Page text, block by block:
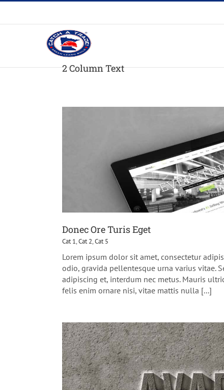
2 Column Text
Donec Ore Turis Eget
Cat 1,Cat 2,Cat 5
Lorem ipsum dolor sit amet, consectetur
odio, gravida pellentesque urna varius vitae.
adipiscing et, interdum nec metus. Mauris
felis enim ornare nisi, vitae mattis nulla [...]